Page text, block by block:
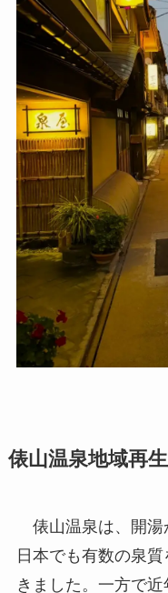
俵山温泉地域再
俵山温泉は、開湯
日本でも有数の泉
きました。一方で